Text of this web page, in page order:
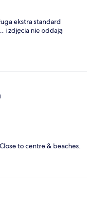
ekstra standard
i zdjęcia nie oddają
to centre & beaches.